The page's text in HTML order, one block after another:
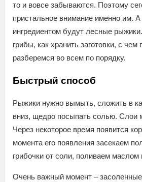
то и вовсе забываются. Поэтому
пристальное внимание именно им.
ингредиентом будут лесные
грибы, как хранить заготовки, с чем
разберемся во всем по порядку.
Быстрый способ
Рыжики нужно вымыть, сложить в
вниз, щедро посыпать солью. Слои
Через некоторое время появится
момента его появления засекаем
грибочки от соли, поливаем маслом
Очень важный момент –